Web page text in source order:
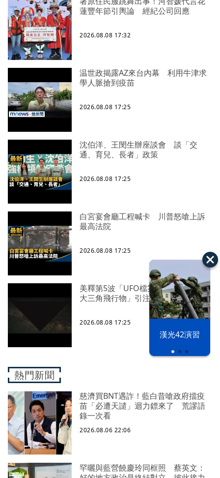
漢光42演習
蓮豐年節引輿論 經紀公司回應
2026.08.08 17:32
温世政揭露AZ來台內幕 利用牛津求
學人脈搶到疫苗
2026.08.08 17:25
沈伯洋、王閔生辦座談會 談「交
通、育兒、長者」政策
2026.08.08 17:25
白宮宴會廳工程喊卡 川普怒嗆上訴
最高法院
2026.08.08 17:25
美釋第5波「UFO檔案」 阿富汗「巨
大三角飛行物」引注目
2026.08.08 17:25
熱門新聞
慈濟買BNT遇詐！藍白昔嗆政府擋疫
苗「必遭天譴」迴力鏢來了 荒謬語
錄一次看
2026.08.06 22:06
罕曬與藍營饒慶玲同框照 蔡英文：